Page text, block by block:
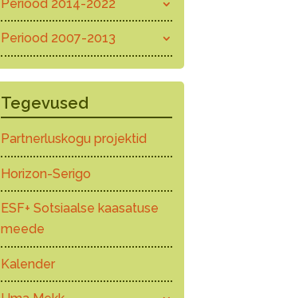
Periood 2014-2022
Periood 2007-2013
Tegevused
Partnerluskogu projektid
Horizon-Serigo
ESF+ Sotsiaalse kaasatuse
meede
Kalender